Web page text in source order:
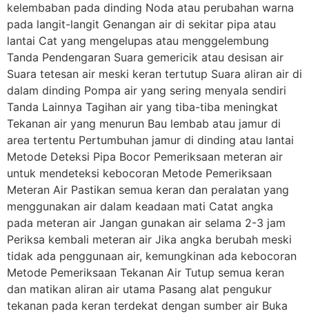
kelembaban pada dinding Noda atau perubahan warna
pada langit-langit Genangan air di sekitar pipa atau
lantai Cat yang mengelupas atau menggelembung
Tanda Pendengaran Suara gemericik atau desisan air
Suara tetesan air meski keran tertutup Suara aliran air di
dalam dinding Pompa air yang sering menyala sendiri
Tanda Lainnya Tagihan air yang tiba-tiba meningkat
Tekanan air yang menurun Bau lembab atau jamur di
area tertentu Pertumbuhan jamur di dinding atau lantai
Metode Deteksi Pipa Bocor Pemeriksaan meteran air
untuk mendeteksi kebocoran Metode Pemeriksaan
Meteran Air Pastikan semua keran dan peralatan yang
menggunakan air dalam keadaan mati Catat angka
pada meteran air Jangan gunakan air selama 2-3 jam
Periksa kembali meteran air Jika angka berubah meski
tidak ada penggunaan air, kemungkinan ada kebocoran
Metode Pemeriksaan Tekanan Air Tutup semua keran
dan matikan aliran air utama Pasang alat pengukur
tekanan pada keran terdekat dengan sumber air Buka